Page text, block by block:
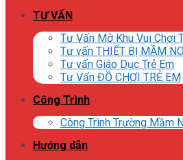
TƯ VẤN
Tư Vấn Mở Khu Vui Chơi
Tư vấn THIẾT BỊ MẦM
Tư vấn Giáo Dục Trẻ Em
Tư Vấn ĐỒ CHƠI TRẺ EM
Công Trình
Công Trình Trường Mầm
Hướng dẫn